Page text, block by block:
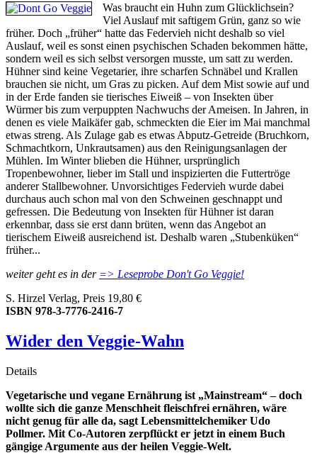
Was braucht ein Huhn zum Glücklichsein?
Viel Auslauf mit saftigem Grün, ganz so wie
früher. Doch „früher“ hatte das Federvieh nicht deshalb so viel
Auslauf, weil es sonst einen psychischen Schaden bekommen hätte,
sondern weil es sich selbst versorgen musste, um satt zu werden.
Hühner sind keine Vegetarier, ihre scharfen Schnäbel und Krallen
brauchen sie nicht, um Gras zu picken. Auf dem Mist sowie auf und
in der Erde fanden sie tierisches Eiweiß – von Insekten über
Würmer bis zum verpuppten Nachwuchs der Ameisen. In Jahren, in
denen es viele Maikäfer gab, schmeckten die Eier im Mai manchmal
etwas streng. Als Zulage gab es etwas Abputz-Getreide (Bruchkorn,
Schmachtkorn, Unkrautsamen) aus den Reinigungsanlagen der
Mühlen. Im Winter blieben die Hühner, ursprünglich
Tropenbewohner, lieber im Stall und inspizierten die Futtertröge
anderer Stallbewohner. Unvorsichtiges Federvieh wurde dabei
durchaus auch schon mal von den Schweinen geschnappt und
gefressen. Die Bedeutung von Insekten für Hühner ist daran
erkennbar, dass sie erst dann brüten, wenn das Angebot an
tierischem Eiweiß ausreichend ist. Deshalb waren „Stubenküken“
früher...
weiter geht es in der => Leseprobe Don't Go Veggie!
S. Hirzel Verlag, Preis 19,80 €
ISBN 978-3-7776-2416-7
Wider den Veggie-Wahn
Details
Vegetarische und vegane Ernährung ist „Mainstream“ –doch
wollte sich die ganze Menschheit fleischfrei ernähren, wäre
nicht genug für alle da, sagt Lebensmittelchemiker Udo
Pollmer. Mit Co-Autoren zerpflückt er jetzt in einem Buch
gängige Argumente aus der heilen Veggie-Welt.